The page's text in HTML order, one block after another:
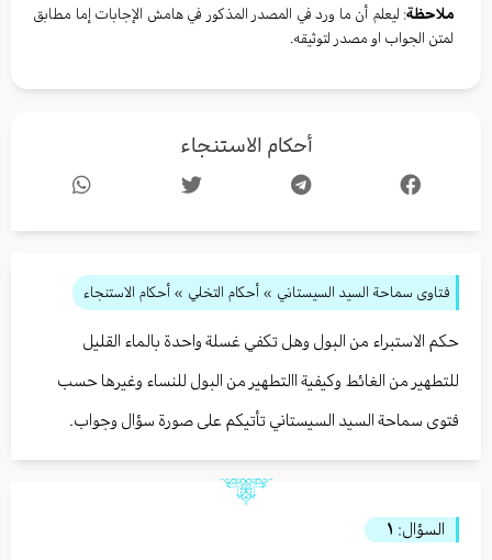
ملاحظة: ليعلم أن ما ورد في المصدر المذكور في هامش الإجابات إما مطابق
لمتن الجواب او مصدر لتوثيقه.
أحكام الاستنجاء
فتاوى سماحة السيد السيستاني » أحكام التخلي » أحكام الاستنجاء
حكم الاستبراء من البول وهل تكفي غسلة واحدة بالماء القليل
للتطهير من الغائط وكيفية االتطهير من البول للنساء وغيرها حسب
فتوى سماحة السيد السيستاني تأتيكم على صورة سؤال وجواب.
السؤال: ١